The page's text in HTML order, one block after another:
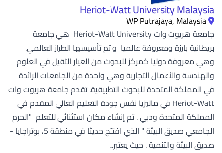
Heriot-Watt University Malaysia
WP Putrajaya, Malaysia
جامعة هريوت وات Heriot-Watt University هي جامعة
بريطانية بارزة ومعروفة عالميا و تم تأسيسها الطراز العالمي.
وهي معروفة دوليا كمركز للبحوث من العيار الثقيل في العلوم
والهندسة والأعمال التجارية وهي واحدة من الجامعات الرائدة
في المملكة المتحدة للبحوث التطبيقية. تقدم جامعة هريوت وات
Heriot-Watt في ماليزيا نفس جودة التعليم العالي المقدم في
المملكة المتحدة ودبي . تم إنشاء مكان استثنائي للتعلم "الحرم
الجامعي صديق البيئة " الذي افتتح حديثا في منطقة 5، بوتراجايا -
صديق البيئة والتنمية . حيث يعتبر...